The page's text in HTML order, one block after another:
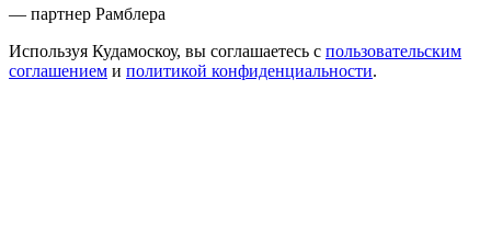
— партнер Рамблера
Используя Кудамоскоу, вы соглашаетесь с пользовательским
соглашением и политикой конфиденциальности.